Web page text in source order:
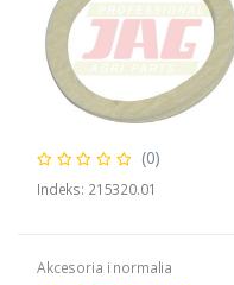
(0)
Indeks: 215320.01
Akcesoria i normalia